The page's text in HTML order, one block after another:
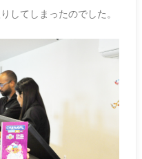
してしまったのでした。